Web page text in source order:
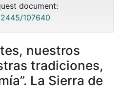
document:
107640
nuestros
tradiciones,
La Sierra de